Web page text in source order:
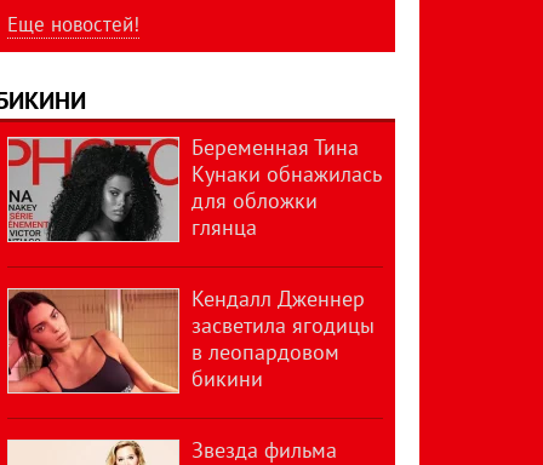
Еще новостей!
Беременная Тина
Кунаки обнажилась
для обложки
глянца
Кендалл Дженнер
засветила ягодицы
в леопардовом
бикини
Звезда фильма